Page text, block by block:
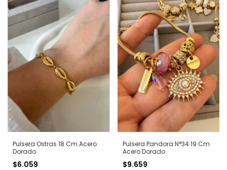
Pulsera Ostras 18 Cm Acero
Dorado
$6.059
Pulsera Pandora N°34 19 Cm
Acero Dorado
$9.659